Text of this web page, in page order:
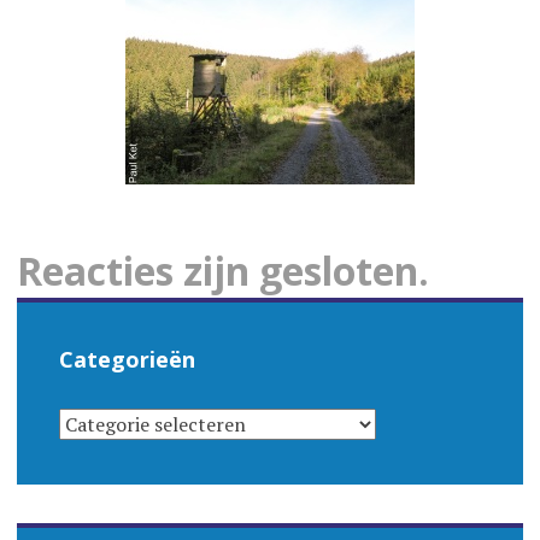
Reacties zijn gesloten.
Categorieën
CATEGORIEËN